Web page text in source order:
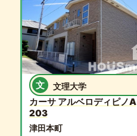
文 文理大学
カーサ アルベロディピノA
203
津田本町